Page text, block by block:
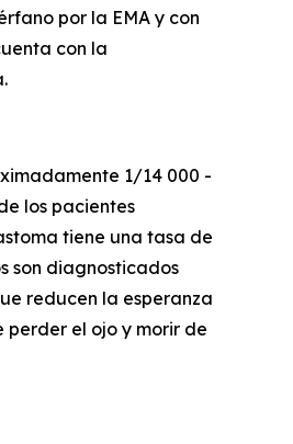
por la EMA y con
con la
1/14 000 -
los pacientes
tiene una tasa de
son diagnosticados
reducen la esperanza
perder el ojo y morir de